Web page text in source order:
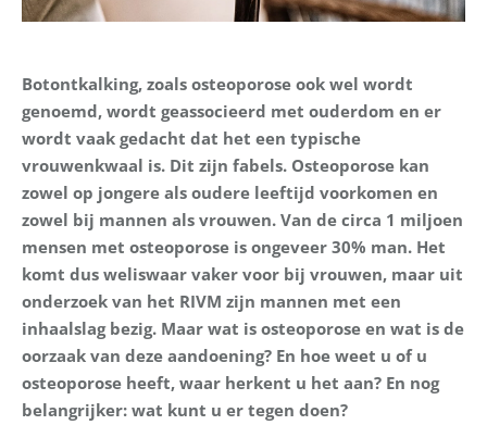
Botontkalking, zoals osteoporose ook wel wordt
genoemd, wordt geassocieerd met ouderdom en er
wordt vaak gedacht dat het een typische
vrouwenkwaal is. Dit zijn fabels. Osteoporose kan
zowel op jongere als oudere leeftijd voorkomen en
zowel bij mannen als vrouwen. Van de circa 1 miljoen
mensen met osteoporose is ongeveer 30% man. Het
komt dus weliswaar vaker voor bij vrouwen, maar uit
onderzoek van het RIVM zijn mannen met een
inhaalslag bezig. Maar wat is osteoporose en wat is de
oorzaak van deze aandoening? En hoe weet u of u
osteoporose heeft, waar herkent u het aan? En nog
belangrijker: wat kunt u er tegen doen?